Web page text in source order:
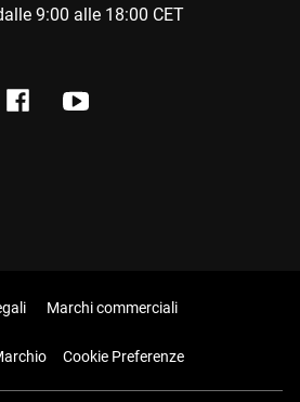
9:00 alle 18:00 CET
Marchi commerciali
Cookie Preferenze